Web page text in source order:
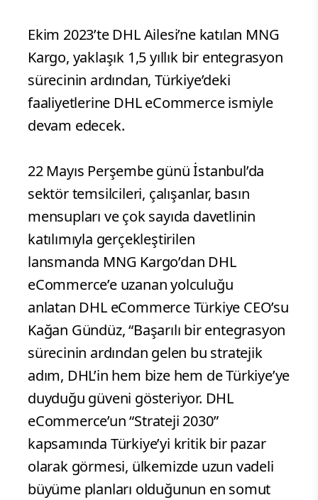
Ekim 2023’te DHL Ailesi’ne katılan MNG
Kargo, yaklaşık 1,5 yıllık bir entegrasyon
sürecinin ardından, Türkiye’deki
faaliyetlerine DHL eCommerce ismiyle
devam edecek.
22 Mayıs Perşembe günü İstanbul’da
sektör temsilcileri, çalışanlar, basın
mensupları ve çok sayıda davetlinin
katılımıyla gerçekleştirilen
lansmanda MNG Kargo’dan DHL
eCommerce’e uzanan yolculuğu
anlatan DHL eCommerce Türkiye CEO’su
Kağan Gündüz, “Başarılı bir entegrasyon
sürecinin ardından gelen bu stratejik
adım, DHL’in hem bize hem de Türkiye’ye
duyduğu güveni gösteriyor. DHL
eCommerce’un “Strateji 2030”
kapsamında Türkiye’yi kritik bir pazar
olarak görmesi, ülkemizde uzun vadeli
büyüme planları olduğunun en somut